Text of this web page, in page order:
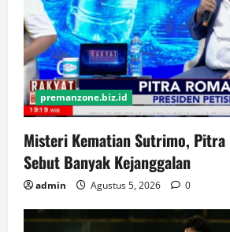
premanzone.biz.id
Misteri Kematian Sutrimo, Pitra
Sebut Banyak Kejanggalan
admin Agustus 5, 2026 0